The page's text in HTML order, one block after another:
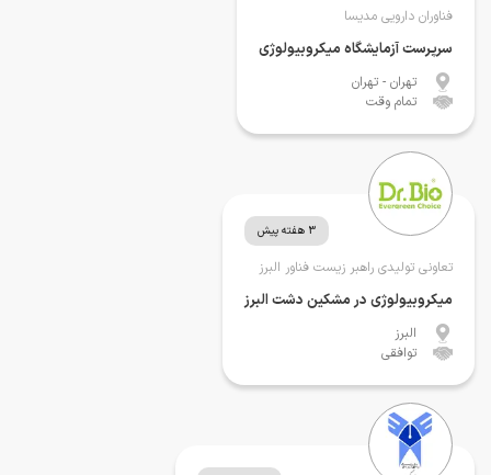
فناوران دارویی مدیسا
سرپرست آزمایشگاه میکروبیولوژی
تهران - تهران
تمام وقت
3 هفته پیش
تعاونی تولیدی راهبر زیست فناور البرز
میکروبیولوژی در مشکین دشت البرز
البرز
توافقی